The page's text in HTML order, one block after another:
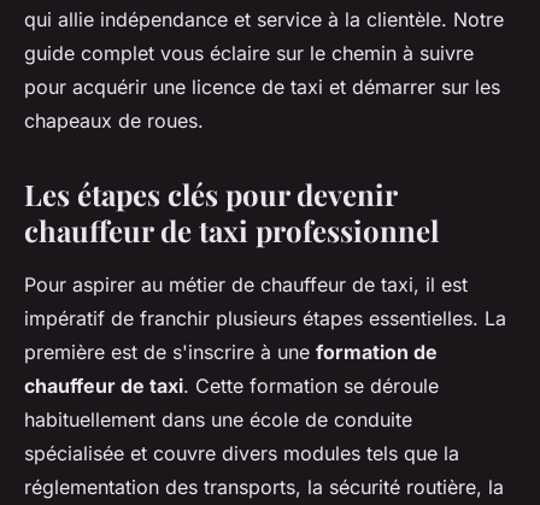
qui allie indépendance et service à la clientèle. Notre
guide complet vous éclaire sur le chemin à suivre
pour acquérir une licence de taxi et démarrer sur les
chapeaux de roues.
Les étapes clés pour devenir
chauffeur de taxi professionnel
Pour aspirer au métier de chauffeur de taxi, il est
impératif de franchir plusieurs étapes essentielles. La
première est de s'inscrire à une formation de
chauffeur de taxi. Cette formation se déroule
habituellement dans une école de conduite
spécialisée et couvre divers modules tels que la
réglementation des transports, la sécurité routière, la